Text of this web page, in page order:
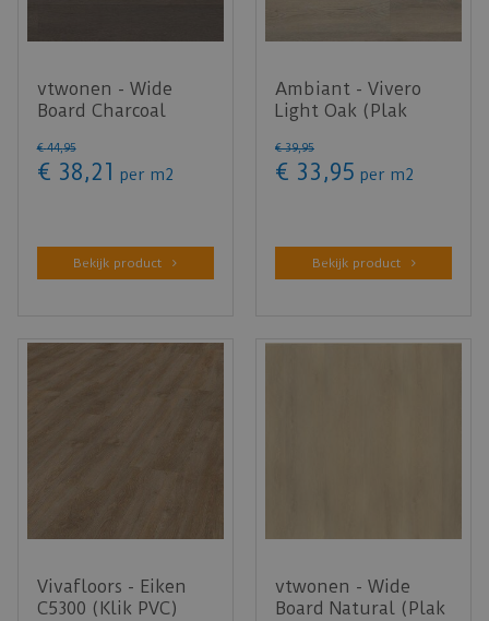
vtwonen - Wide
Board Charcoal
€ 44,95
€ 38,21 per m2
Bekijk product
Ambiant - Vivero
Light Oak (Plak
€ 39,95
€ 33 ,95 per m2
Bekijk product
Vivafloors - Eiken
C5300 (Klik PVC)
vtwonen - Wide
Board Natural (Plak